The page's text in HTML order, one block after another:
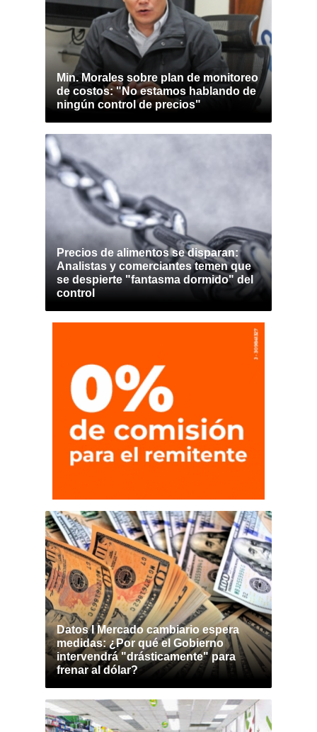
Min. Morales sobre plan de monitoreo
de costos: "No estamos hablando de
ningún control de precios"
Precios de alimentos se disparan:
Analistas y comerciantes temen que
se despierte "fantasma dormido" del
control
Datos I Mercado cambiario espera
medidas: ¿Por qué el Gobierno
intervendrá "drásticamente" para
frenar al dólar?